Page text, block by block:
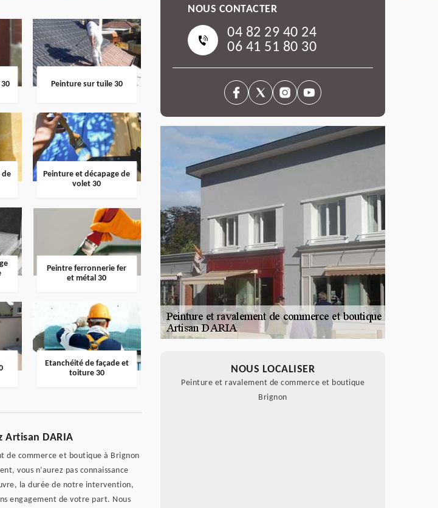
Peinture sur tuile 30
de
Peinture et décapage de
volet 30
Peintre ferronnerie fer
et métal 30
Etanchéité de façade et
toiture 30
DARIA
de commerce et boutique à Brignon
vous n’aurez pas connaissance
la durée de notre intervention,
engagement de votre part. Nous
NOUS CONTACTER
04 82 29 40 24
06 41 51 80 30
NOUS LOCALISER
Peinture et ravalement de commerce et boutique
Brignon